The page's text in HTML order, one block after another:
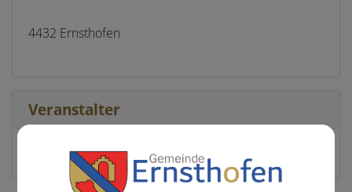
4432 Ernsthofen
Veranstalter